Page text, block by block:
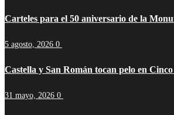
Carteles para el 50 aniversario de la
5 agosto, 2026 0
Castella y San Román tocan pelo en
31 mayo, 2026 0